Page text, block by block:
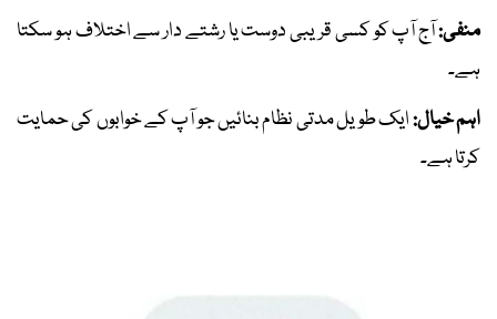
منفی:آج آپ کو کسی قریبی دوست یا رشتے دار سے اختلاف ہو سکتا
ہے۔
اہم خیال:ایک طویل مدتی نظام بنائیں جو آپ کے خوابوں کی حمایت
کرتا ہے۔